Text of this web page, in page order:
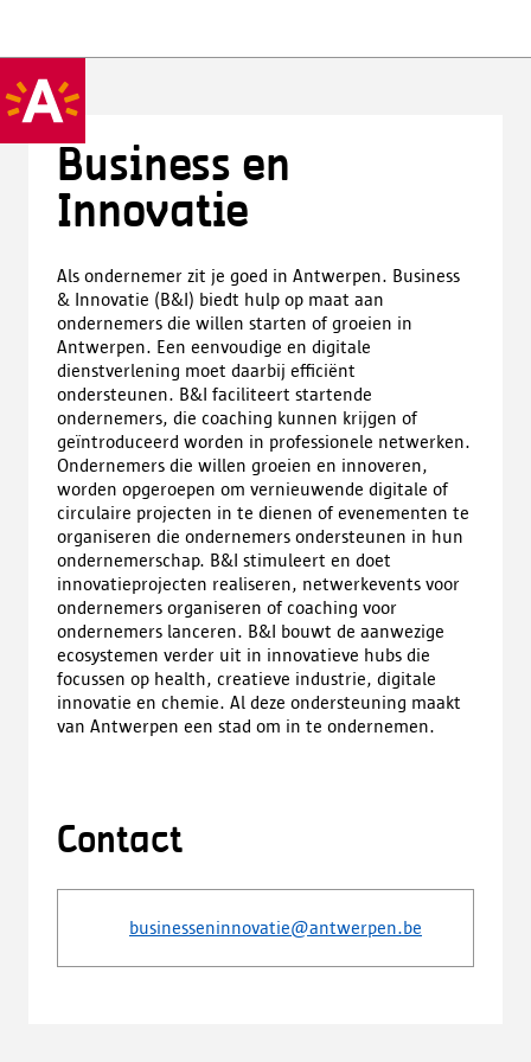
Business en
Innovatie
Als ondernemer zit je goed in Antwerpen. Business
& Innovatie (B&I) biedt hulp op maat aan
ondernemers die willen starten of groeien in
Antwerpen. Een eenvoudige en digitale
dienstverlening moet daarbij efficiënt
ondersteunen. B&I faciliteert startende
ondernemers, die coaching kunnen krijgen of
geïntroduceerd worden in professionele netwerken.
Ondernemers die willen groeien en innoveren,
worden opgeroepen om vernieuwende digitale of
circulaire projecten in te dienen of evenementen te
organiseren die ondernemers ondersteunen in hun
ondernemerschap. B&I stimuleert en doet
innovatieprojecten realiseren, netwerkevents voor
ondernemers organiseren of coaching voor
ondernemers lanceren. B&I bouwt de aanwezige
ecosystemen verder uit in innovatieve hubs die
focussen op health, creatieve industrie, digitale
innovatie en chemie. Al deze ondersteuning maakt
van Antwerpen een stad om in te ondernemen.
Contact
businesseninnovatie@antwerpen.be